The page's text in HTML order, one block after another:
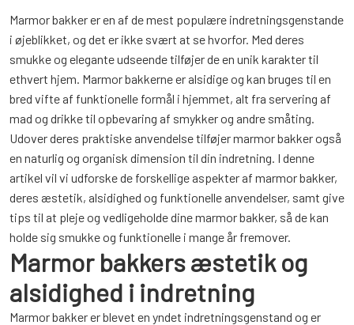
Marmor bakker er en af de mest populære indretningsgenstande
i øjeblikket, og det er ikke svært at se hvorfor. Med deres
smukke og elegante udseende tilføjer de en unik karakter til
ethvert hjem. Marmor bakkerne er alsidige og kan bruges til en
bred vifte af funktionelle formål i hjemmet, alt fra servering af
mad og drikke til opbevaring af smykker og andre småting.
Udover deres praktiske anvendelse tilføjer marmor bakker også
en naturlig og organisk dimension til din indretning. I denne
artikel vil vi udforske de forskellige aspekter af marmor bakker,
deres æstetik, alsidighed og funktionelle anvendelser, samt give
tips til at pleje og vedligeholde dine marmor bakker, så de kan
holde sig smukke og funktionelle i mange år fremover.
Marmor bakkers æstetik og
alsidighed i indretning
Marmor bakker er blevet en yndet indretningsgenstand og er